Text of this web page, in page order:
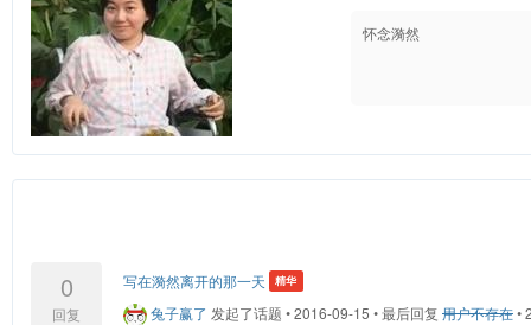
怀念漪然
0
回复
写在漪然离开的那一天 精华
兔子赢了 发起了话题 •2016-09-15 •最后回复 用户不存在•